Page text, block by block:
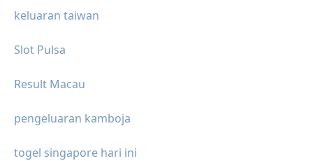
keluaran taiwan
Slot Pulsa
Result Macau
pengeluaran kamboja
togel singapore hari ini